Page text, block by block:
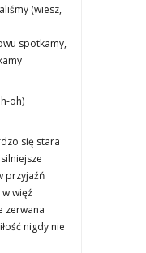
(wiesz,
spo­tka­my,
oh)
się sta­ra
przy­jaźń
więź
zerwa­na
nigdy nie